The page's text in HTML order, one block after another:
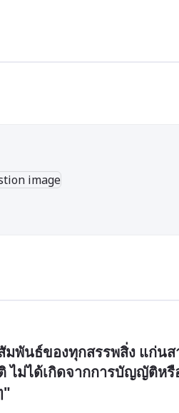
พันธ์ของทุกสรรพสิ่ง แก่น
ไม่ได้เกิดจากการบัญญัติหรื
"